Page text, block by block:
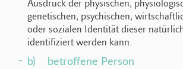
Ausdruck der physischen,
genetischen, psychischen,
oder sozialen Identität dieser
identifiziert werden kann.
b) betroffene Person